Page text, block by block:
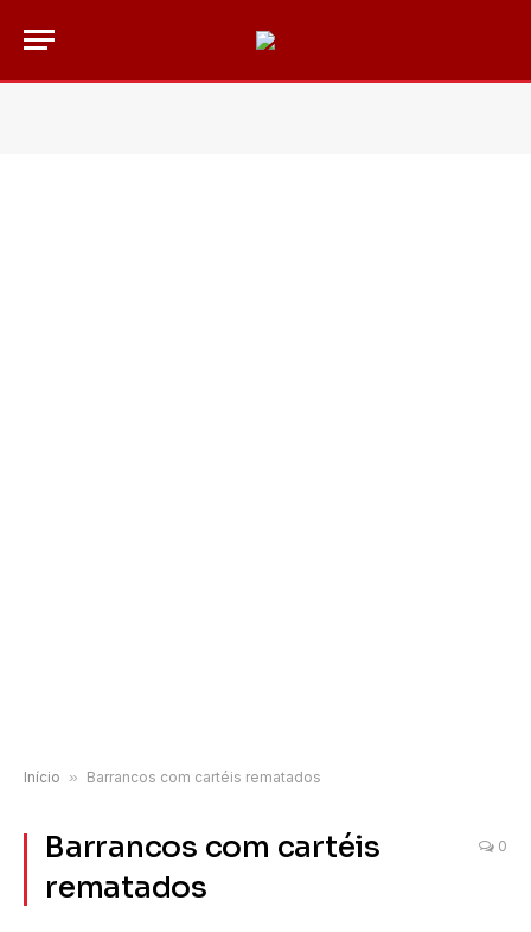
Início » Barrancos com cartéis rematados
Barrancos com cartéis
rematados
0